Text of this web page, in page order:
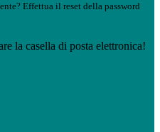
Effettua il reset della password
la casella di posta elettronica!